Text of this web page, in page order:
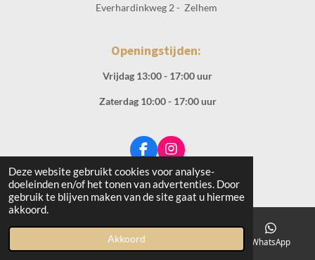
Deze website gebruikt cookies voor analyse-
doeleinden en/of het tonen van advertenties. Door
gebruik te blijven maken van de site gaat u hiermee
akkoord.
Akkoord
Everhardinkweg 2 - Zelhem
Openingstijden:
Vrijdag 13:00 - 17:00 uur
Zaterdag 10:00 - 17:00 uur
F
a
c
e
o
k
I
n
s
t
a
r
© 2019 - 2026 Bronckhorster Beef
Kaart WhatsApp